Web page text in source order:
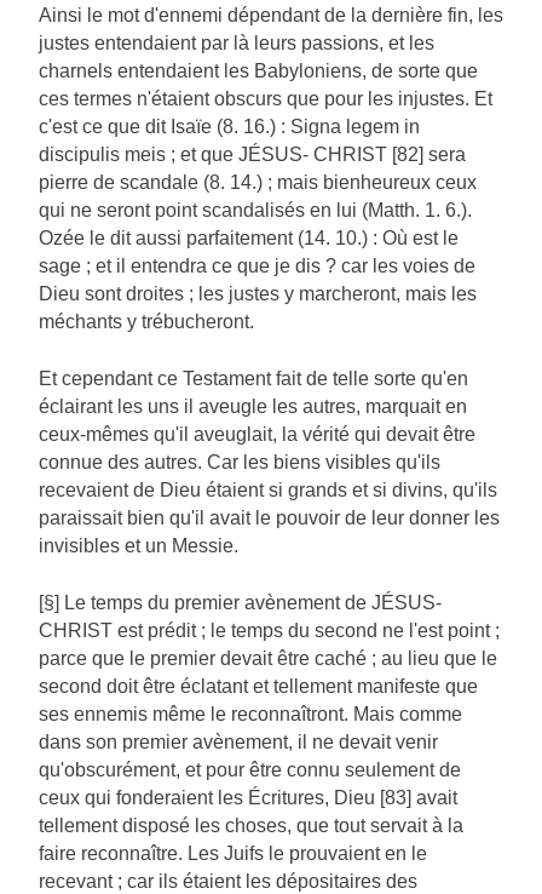
Ainsi le mot d'ennemi dépendant de la dernière fin, les
justes entendaient par là leurs passions, et les
charnels entendaient les Babyloniens, de sorte que
ces termes n'étaient obscurs que pour les injustes. Et
c'est ce que dit Isaïe (8. 16.) : Signa legem in
discipulis meis ; et que JÉSUS- CHRIST [82] sera
pierre de scandale (8. 14.) ; mais bienheureux ceux
qui ne seront point scandalisés en lui (Matth. 1. 6.).
Ozée le dit aussi parfaitement (14. 10.) : Où est le
sage ; et il entendra ce que je dis ? car les voies de
Dieu sont droites ; les justes y marcheront, mais les
méchants y trébucheront.
Et cependant ce Testament fait de telle sorte qu'en
éclairant les uns il aveugle les autres, marquait en
ceux-mêmes qu'il aveuglait, la vérité qui devait être
connue des autres. Car les biens visibles qu'ils
recevaient de Dieu étaient si grands et si divins, qu'ils
paraissait bien qu'il avait le pouvoir de leur donner les
invisibles et un Messie.
[§] Le temps du premier avènement de JÉSUS-
CHRIST est prédit ; le temps du second ne l'est point ;
parce que le premier devait être caché ; au lieu que le
second doit être éclatant et tellement manifeste que
ses ennemis même le reconnaîtront. Mais comme
dans son premier avènement, il ne devait venir
qu'obscurément, et pour être connu seulement de
ceux qui fonderaient les Écritures, Dieu [83] avait
tellement disposé les choses, que tout servait à la
faire reconnaître. Les Juifs le prouvaient en le
recevant ; car ils étaient les dépositaires des